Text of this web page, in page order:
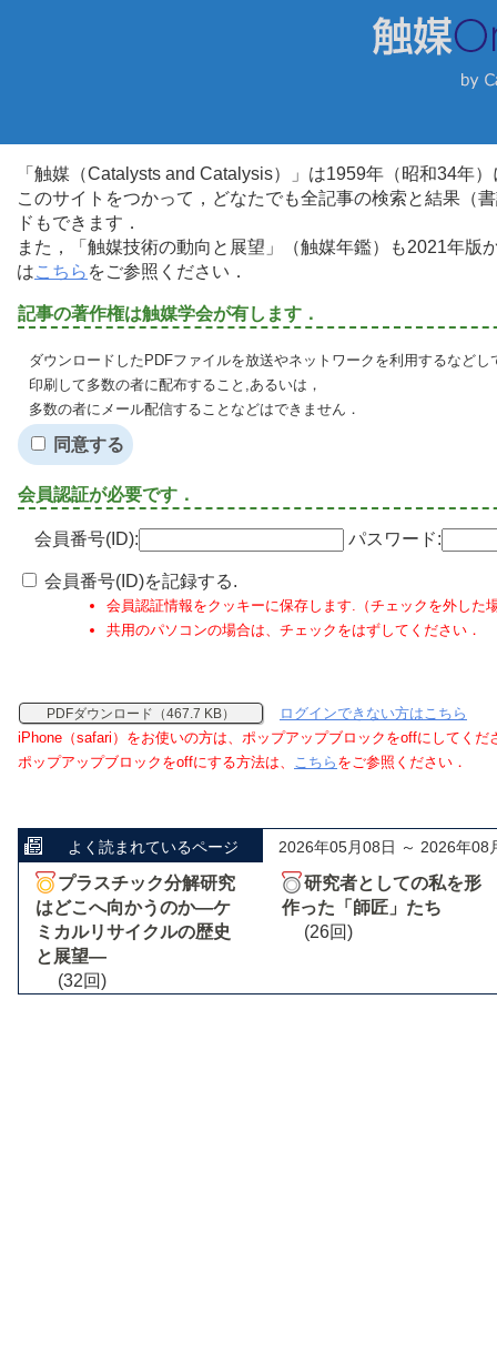
「触媒（Catalysts and Catalysis）」は1959年（昭和34年
このサイトをつかって，どなたでも全記事の検索と結果（
ドもできます．
また，「触媒技術の動向と展望」（触媒年鑑）も2021年
はこちら をご参照ください．
記事の著作権は触媒学会が有します．
ダウンロードしたPDFファイルを放送やネットワークを利用するなど
印刷して多数の者に配布すること,あるいは，
多数の者にメール配信することなどはできません．
同意する
会員認証が必要です．
会員番号(ID): パスワード:
会員番号(ID)を記録する.
会員認証情報をクッキーに保存します.（チェックを外した
共用のパソコンの場合は、チェックをはずしてください．
PDFダウンロード（467.7 KB）
ログインできない方はこちら
iPhone（safari）をお使いの方は、ポップアップブロックをoffにしてくだ
ポップアップブロックをoffにする方法は、 こちら をご参照ください．
よく読まれているページ 2026年05月08日 ～ 2026年08
プラスチック分解研究
はどこへ向かうのか―ケ
ミカルリサイクルの歴史
と展望―
(32回)
研究者としての私を形
作った「師匠」たち
(26回)